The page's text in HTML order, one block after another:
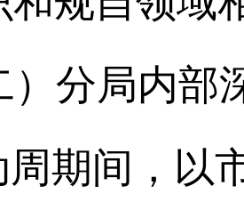
）分局内
周期间，以